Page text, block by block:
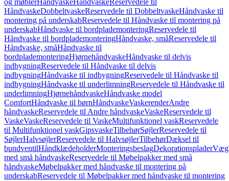
og møblerHåndvaskeHåndvaskeReservedele til
HåndvaskeDobbeltvaskeReservedele til DobbeltvaskeHåndvaske til
montering på underskabReservedele til Håndvaske til montering på
underskabHåndvaske til bordplademonteringReservedele til
Håndvaske til bordplademonteringHåndvaske, småReservedele til
Håndvaske, småHåndvaske til
bordplademonteringHjørnehåndvaskeHåndvaske til delvis
indbygningReservedele til Håndvaske til delvis
indbygningHåndvaske til indbygningReservedele til Håndvaske til
indbygningHåndvaske til underlimningReservedele til Håndvaske til
underlimningHjørnehåndvaskeHåndvaske model
ComfortHåndvaske til børnHåndvaskeVaskerenderAndre
håndvaskeReservedele til Andre håndvaskeVaskeReservedele til
VaskeVaskeReservedele til VaskeMultifunktionel vaskReservedele
til Multifunktionel vaskGipsvaskeTilbehørSøjlerReservedele til
SøjlerHalvsøjlerReservedele til HalvsøjlerTilbehørDæksel til
bundventilHåndklædeholderMonteringsbeslagDekorationsplader
med små håndvaskeReservedele til Møbelpakker med små
håndvaskeMøbelpakker med håndvaske til montering på
underskabReservedele til Møbelpakker med håndvaske til montering